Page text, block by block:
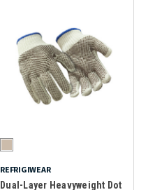
REFRIGIWEAR
Dual-Layer Heavyweight Dot